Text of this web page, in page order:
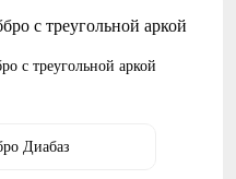
с треугольной аркой
Диабаз